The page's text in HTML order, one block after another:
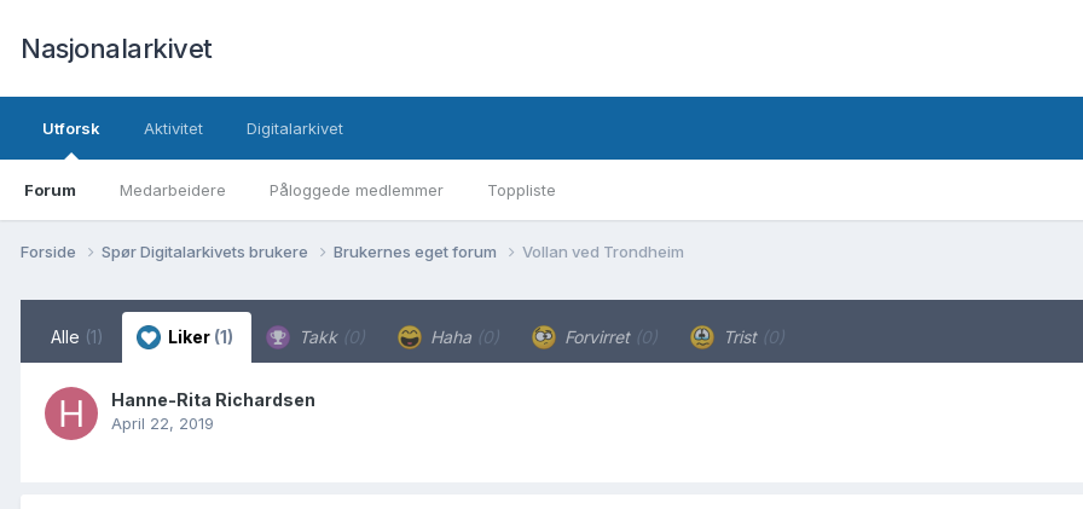
Nasjonalarkivet
Utforsk
Forum Medarbeidere Påloggede medlemmer Toppliste
Aktivitet Digitalarkivet
Forside Spør Digitalarkivets brukere Brukernes eget forum Vollan ved Trondheim
Alle (1) Liker (1) Takk (0) Haha (0) Forvirret (0) Trist (0)
Hanne-Rita Richardsen
April 22, 2019